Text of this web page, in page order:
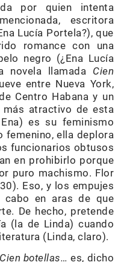
por quien intenta
escritora
Lucía Portela?), que
romance con una
negro (¿Ena Lucía
novela llamada Cien
entre Nueva York,
Centro Habana y un
atractivo de esta
es su feminismo
femenino, ella deplora
funcionarios obtusos
en prohibirlo porque
puro machismo. Flor
Eso, y los empujes
cabo en aras de que
De hecho, pretende
(la de Linda) cuando
(Linda, claro).
Cien botellas… es, dicho